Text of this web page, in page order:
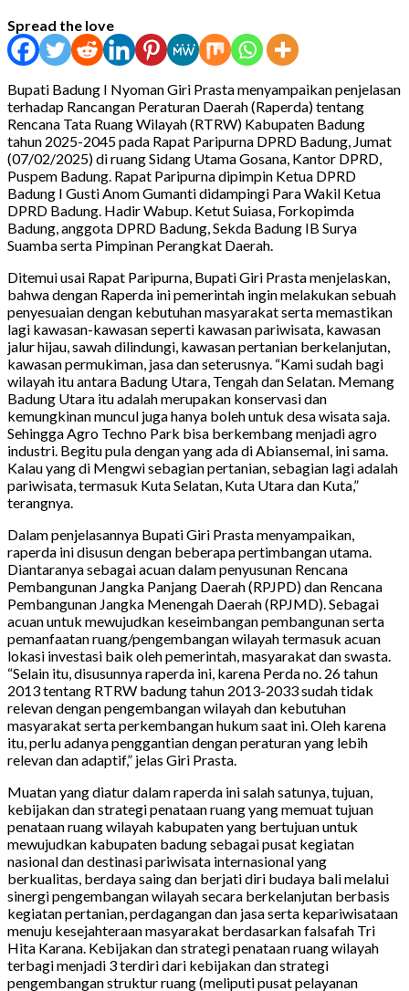
Spread the love
Bupati Badung I Nyoman Giri Prasta menyampaikan penjelasan
terhadap Rancangan Peraturan Daerah (Raperda) tentang
Rencana Tata Ruang Wilayah (RTRW) Kabupaten Badung
tahun 2025-2045 pada Rapat Paripurna DPRD Badung, Jumat
(07/02/2025) di ruang Sidang Utama Gosana, Kantor DPRD,
Puspem Badung. Rapat Paripurna dipimpin Ketua DPRD
Badung I Gusti Anom Gumanti didampingi Para Wakil Ketua
DPRD Badung. Hadir Wabup. Ketut Suiasa, Forkopimda
Badung, anggota DPRD Badung, Sekda Badung IB Surya
Suamba serta Pimpinan Perangkat Daerah.
Ditemui usai Rapat Paripurna, Bupati Giri Prasta menjelaskan,
bahwa dengan Raperda ini pemerintah ingin melakukan sebuah
penyesuaian dengan kebutuhan masyarakat serta memastikan
lagi kawasan-kawasan seperti kawasan pariwisata, kawasan
jalur hijau, sawah dilindungi, kawasan pertanian berkelanjutan,
kawasan permukiman, jasa dan seterusnya. “Kami sudah bagi
wilayah itu antara Badung Utara, Tengah dan Selatan. Memang
Badung Utara itu adalah merupakan konservasi dan
kemungkinan muncul juga hanya boleh untuk desa wisata saja.
Sehingga Agro Techno Park bisa berkembang menjadi agro
industri. Begitu pula dengan yang ada di Abiansemal, ini sama.
Kalau yang di Mengwi sebagian pertanian, sebagian lagi adalah
pariwisata, termasuk Kuta Selatan, Kuta Utara dan Kuta,”
terangnya.
Dalam penjelasannya Bupati Giri Prasta menyampaikan,
raperda ini disusun dengan beberapa pertimbangan utama.
Diantaranya sebagai acuan dalam penyusunan Rencana
Pembangunan Jangka Panjang Daerah (RPJPD) dan Rencana
Pembangunan Jangka Menengah Daerah (RPJMD). Sebagai
acuan untuk mewujudkan keseimbangan pembangunan serta
pemanfaatan ruang/pengembangan wilayah termasuk acuan
lokasi investasi baik oleh pemerintah, masyarakat dan swasta.
“Selain itu, disusunnya raperda ini, karena Perda no. 26 tahun
2013 tentang RTRW badung tahun 2013-2033 sudah tidak
relevan dengan pengembangan wilayah dan kebutuhan
masyarakat serta perkembangan hukum saat ini. Oleh karena
itu, perlu adanya penggantian dengan peraturan yang lebih
relevan dan adaptif,” jelas Giri Prasta.
Muatan yang diatur dalam raperda ini salah satunya, tujuan,
kebijakan dan strategi penataan ruang yang memuat tujuan
penataan ruang wilayah kabupaten yang bertujuan untuk
mewujudkan kabupaten badung sebagai pusat kegiatan
nasional dan destinasi pariwisata internasional yang
berkualitas, berdaya saing dan berjati diri budaya bali melalui
sinergi pengembangan wilayah secara berkelanjutan berbasis
kegiatan pertanian, perdagangan dan jasa serta kepariwisataan
menuju kesejahteraan masyarakat berdasarkan falsafah Tri
Hita Karana. Kebijakan dan strategi penataan ruang wilayah
terbagi menjadi 3 terdiri dari kebijakan dan strategi
pengembangan struktur ruang (meliputi pusat pelayanan